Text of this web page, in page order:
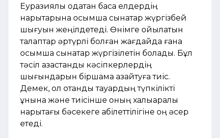
Еуразиялық одақтан басқа елдердің
нарықтарына қосымша сынақтар жүргізбей
шығуын жеңілдетеді. Өнімге қойылатын
талаптар әртүрлі болған жағдайда ғана
қосымша сынақтар жүргізілетін болады. Бұл
тәсіл қазақстандық кәсіпкерлердің
шығындарын біршама азайтуға тиіс.
Демек, ол отандық тауардың түпкілікті
құнына және тиісінше оның халықаралық
нарықтағы бәсекеге қабілеттілігіне оң әсер
етеді.